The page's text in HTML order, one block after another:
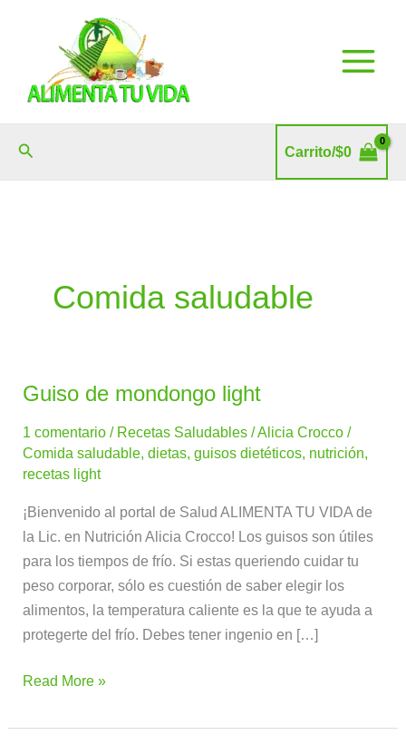
Buscar Carrito/$0
Comida saludable
Guiso de mondongo light
1 comentario / Recetas Saludables /Alicia Crocco/
Comida saludable,dietas,guisos dietéticos, nutrición,
recetas light
¡Bienvenido al portal de Salud ALIMENTA TU VIDA de
la Lic. en Nutrición Alicia Crocco! Los guisos son útiles
para los tiempos de frío. Si estas queriendo cuidar tu
peso corporar, sólo es cuestión de saber elegir los
alimentos, la temperatura caliente es la que te ayuda a
protegerte del frío. Debes tener ingenio en […]
Guiso
mondongo
Read More »